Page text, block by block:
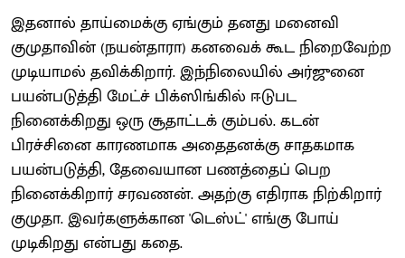
இதனால் தாய்மைக்கு ஏங்கும் தனது மனைவி
குமுதாவின் (நயன்தாரா) கனவைக் கூட நிறைவேற்ற
முடியாமல் தவிக்கிறார். இந்நிலையில் அர்ஜுனை
பயன்படுத்தி மேட்ச் பிக்ஸிங்கில் ஈடுபட
நினைக்கிறது ஒரு சூதாட்டக் கும்பல். கடன்
பிரச்சினை காரணமாக அதைதனக்கு சாதகமாக
பயன்படுத்தி, தேவையான பணத்தைப் பெற
நினைக்கிறார் சரவணன். அதற்கு எதிராக நிற்கிறார்
குமுதா. இவர்களுக்கான 'டெஸ்ட்' எங்கு போய்
முடிகிறது என்பது கதை.